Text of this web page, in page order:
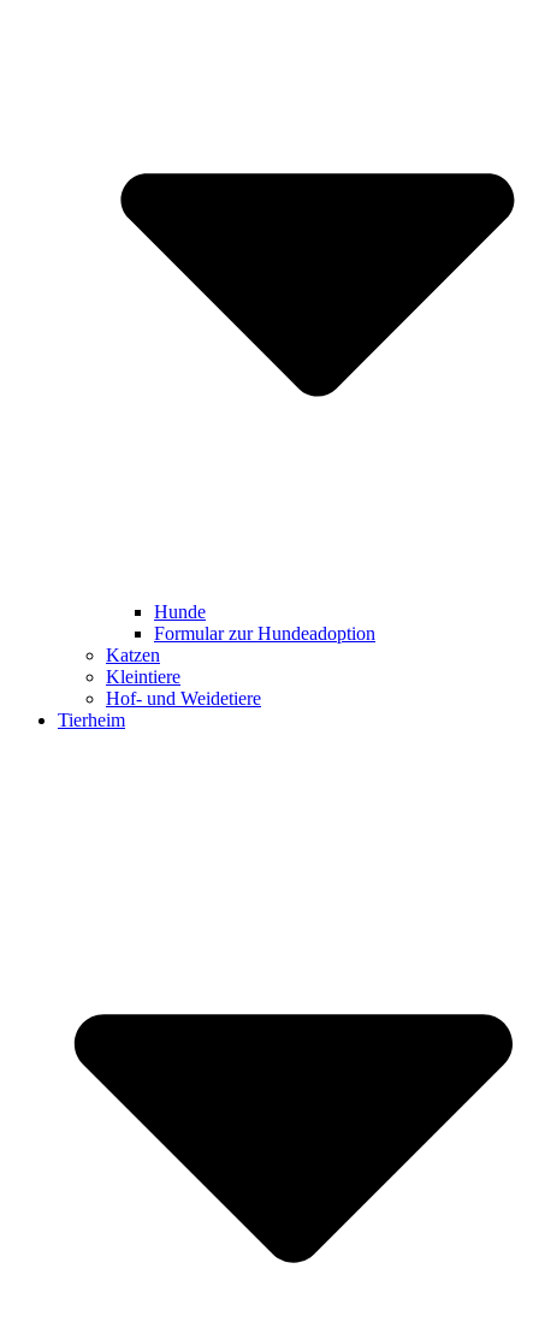
Hunde
Formular zur Hundeadoption
Katzen
Kleintiere
Hof- und Weidetiere
Tierheim